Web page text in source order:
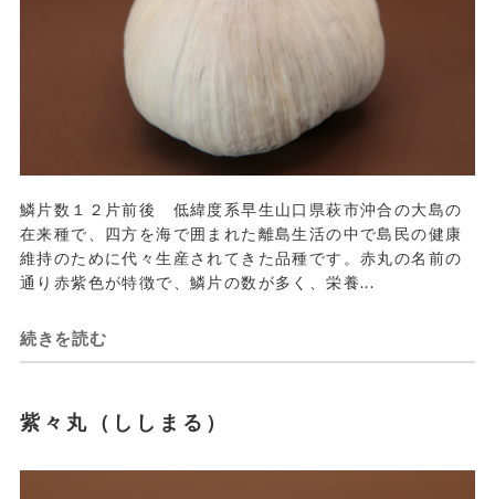
鱗片数１２片前後 低緯度系早生山口県萩市沖合の大島の
在来種で、四方を海で囲まれた離島生活の中で島民の健康
維持のために代々生産されてきた品種です。赤丸の名前の
通り赤紫色が特徴で、鱗片の数が多く、栄養...
続きを読む
紫々丸（ししまる）